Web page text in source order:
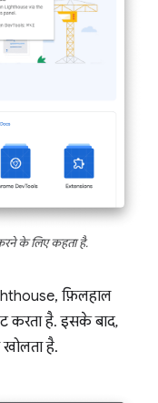
के लिए कहता है.
फ़िलहाल
करता है. इसके बाद,
खोलता है.